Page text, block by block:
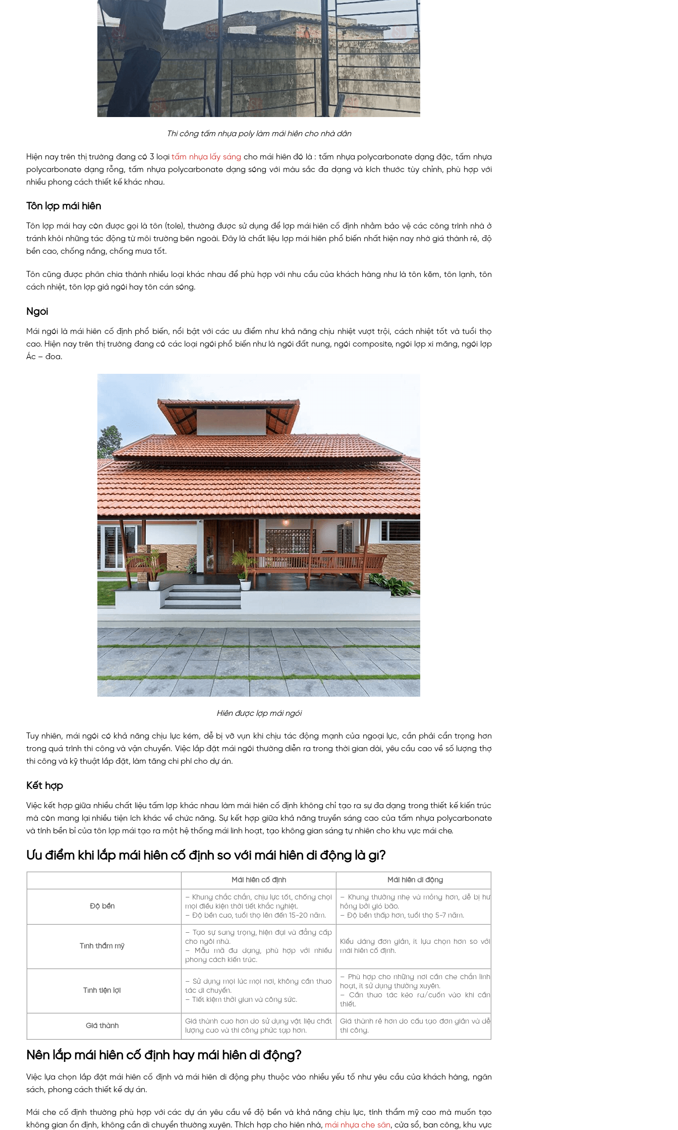
Thi công tấm nhựa poly làm mái hiên cho nhà dân
Hiện nay trên thị trường đang có 3 loạitấm nhựa lấy sáng cho mái hiên đó là : tấm nhựa polycarbonate dạng đặc, tấm nhựa
polycarbonate dạng rỗng, tấm nhựa polycarbonate dạng sóng với màu sắc đa dạng và kích thước tùy chỉnh, phù hợp với
nhiều phong cách thiết kế khác nhau.
Tôn lợp mái hiên
Tôn lợp mái hay còn được gọi là tôn (tole), thường được sử dụng để lợp mái hiên cố định nhằm bảo vệ các công trình nhà ở
tránh khỏi những tác động từ môi trường bên ngoài. Đây là chất liệu lợp mái hiên phổ biến nhất hiện nay nhờ giá thành rẻ, độ
bền cao, chống nắng, chống mưa tốt.
Tôn cũng được phân chia thành nhiều loại khác nhau để phù hợp với nhu cầu của khách hàng như là tôn kẽm, tôn lạnh, tôn
cách nhiệt, tôn lợp giả ngói hay tôn cán sóng.
Ngói
Mái ngói là mái hiên cố định phổ biến, nổi bật với các ưu điểm như khả năng chịu nhiệt vượt trội, cách nhiệt tốt và tuổi thọ
cao. Hiện nay trên thị trường đang có các loại ngói phổ biến như là ngói đất nung, ngói composite, ngói lợp xi măng, ngói lợp
Ác – đoa.
Hiên được lợp mái ngói
Tuy nhiên, mái ngói có khả năng chịu lực kém, dễ bị vỡ vụn khi chịu tác động mạnh của ngoại lực, cần phải cẩn trọng hơn
trong quá trình thi công và vận chuyển. Việc lắp đặt mái ngói thường diễn ra trong thời gian dài, yêu cầu cao về số lượng thợ
thi công và kỹ thuật lắp đặt, làm tăng chi phí cho dự án.
Kết hợp
Việc kết hợp giữa nhiều chất liệu tấm lợp khác nhau làm mái hiên cố định không chỉ tạo ra sự đa dạng trong thiết kế kiến trúc
mà còn mang lại nhiều tiện ích khác về chức năng. Sự kết hợp giữa khả năng truyền sáng cao của tấm nhựa polycarbonate
và tính bền bỉ của tôn lợp mái tạo ra một hệ thống mái linh hoạt, tạo không gian sáng tự nhiên cho khu vực mái che.
Ưu điểm khi lắp mái hiên cố định so với mái hiên di động là gì?
Mái hiên cố định Mái hiên di động
Độ bền
– Khung chắc chắn, chịu lực tốt, chống chọi
mọi điều kiện thời tiết khắc nghiệt.
– Độ bền cao, tuổi thọ lên đến 15-20 năm.
– Khung thường nhẹ và mỏng hơn, dễ bị hư
hỏng bởi gió bão.
– Độ bền thấp hơn, tuổi thọ 5-7 năm.
Tính thẩm mỹ
– Tạo sự sang trọng, hiện đại và đẳng cấp
cho ngôi nhà.
– Mẫu mã đa dạng, phù hợp với nhiều
phong cách kiến trúc.
Kiểu dáng đơn giản, ít lựa chọn hơn so với
mái hiên cố định.
Tính tiện lợi
– Sử dụng mọi lúc mọi nơi, không cần thao
tác di chuyển.
– Tiết kiệm thời gian và công sức.
– Phù hợp cho những nơi cần che chắn linh
hoạt, ít sử dụng thường xuyên.
– Cần thao tác kéo ra/cuốn vào khi cần
thiết.
Giá thành
Giá thành cao hơn do sử dụng vật liệu chất
lượng cao và thi công phức tạp hơn.
Giá thành rẻ hơn do cấu tạo đơn giản và dễ
thi công.
Nên lắp mái hiên cố định hay mái hiên di động?
Việc lựa chọn lắp đặt mái hiên cố định và mái hiên di động phụ thuộc vào nhiều yếu tố như yêu cầu của khách hàng, ngân
sách, phong cách thiết kế dự án.
Mái che cố định thường phù hợp với các dự án yêu cầu về độ bền và khả năng chịu lực, tính thẩm mỹ cao mà muốn tạo
không gian ổn định, không cần di chuyển thường xuyên.
Thích hợp cho hiên nhà, mái nhựa che sân, cửa sổ, ban công, khu vực